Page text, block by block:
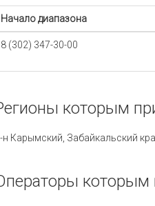
Начало диапазона
8 (302) 347-30-00
которым
н Карымский, Забайкальский
которым